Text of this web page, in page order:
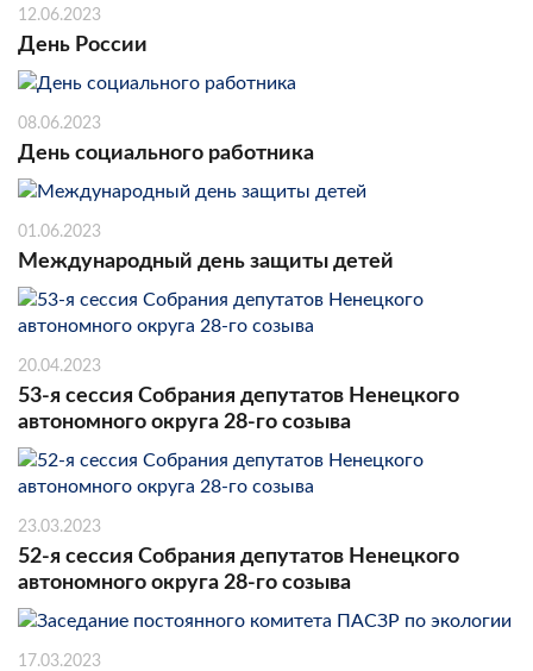
12.06.2023
День России
08.06.2023
День социального работника
01.06.2023
Международный день защиты детей
20.04.2023
53-я сессия Собрания депутатов Ненецкого
автономного округа 28-го созыва
23.03.2023
52-я сессия Собрания депутатов Ненецкого
автономного округа 28-го созыва
17.03.2023